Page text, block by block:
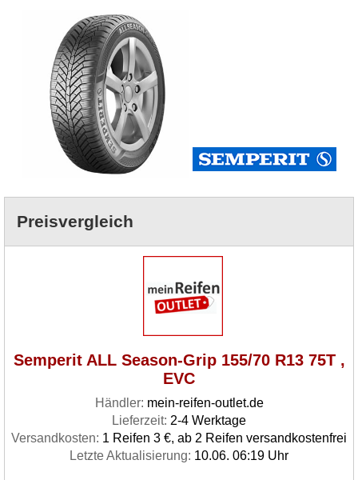
Preisvergleich
Semperit ALL Season-Grip 155/70 R13 75T ,
EVC
Händler: mein-reifen-outlet.de
Lieferzeit: 2-4 Werktage
Versandkosten: 1 Reifen 3 €, ab 2 Reifen versandkostenfrei
Letzte Aktualisierung: 10.06. 06:19 Uhr